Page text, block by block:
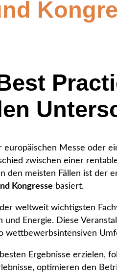
europäischen Messe oder
zwischen einer
den meisten Fällen ist der
Kongresse basiert.
weltweit wichtigsten
und Energie. Diese
wettbewerbsintensiven
Ergebnisse erzielen,
optimieren den